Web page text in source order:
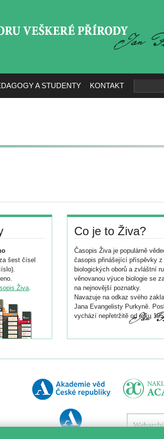
A STUDENTY KONTAKT
šest čísel
Živa.
Co je to Živa?
Časopis Živa je populárně
časopis přinášející příspěvky z
biologických oborů a zvláštní
věnovanou výuce biologie se
na nejnovější poznatky.
Navazuje na odkaz svého
Jana Evangelisty Purkyně.
vychází nepřetržitě od roku